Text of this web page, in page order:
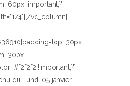
60px !important;}"
4"][/vc_column]
top: 30px
30px
#f2f2f2 !important;}"]
du Lundi 05 janvier